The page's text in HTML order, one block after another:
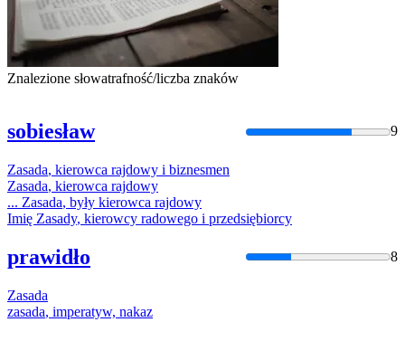
Znalezione słowatrafność/liczba znaków
sobiesław 9
Zasada, kierowca rajdowy i biznesmen
Zasada, kierowca rajdowy
... Zasada, były kierowca rajdowy
Imię Zasady, kierowcy radowego i przedsiębiorcy
prawidło 8
Zasada
zasada, imperatyw, nakaz